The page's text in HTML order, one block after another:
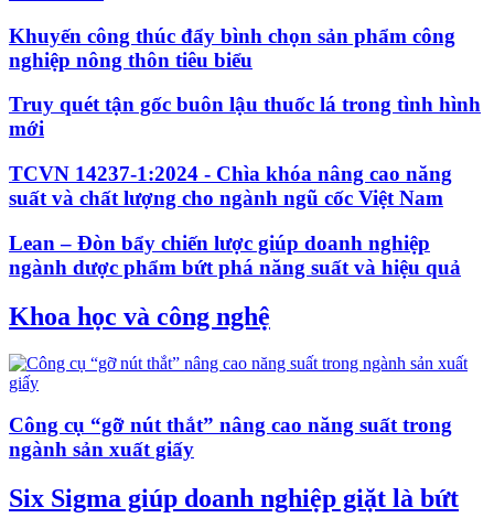
Khuyến công thúc đẩy bình chọn sản phẩm công
nghiệp nông thôn tiêu biểu
Truy quét tận gốc buôn lậu thuốc lá trong tình hình
mới
TCVN 14237-1:2024 - Chìa khóa nâng cao năng
suất và chất lượng cho ngành ngũ cốc Việt Nam
Lean – Đòn bẩy chiến lược giúp doanh nghiệp
ngành dược phẩm bứt phá năng suất và hiệu quả
Khoa học và công nghệ
Công cụ “gỡ nút thắt” nâng cao năng suất trong
ngành sản xuất giấy
Six Sigma giúp doanh nghiệp giặt là bứt